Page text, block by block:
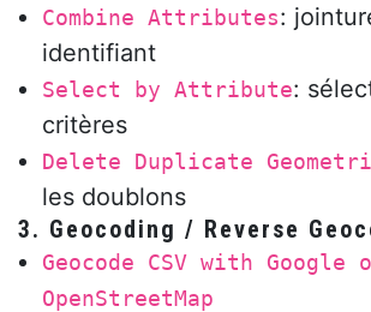
Combine Attributes:
identifiant
Select by Attribute:
critères
Delete Duplicate
les doublons
3. Geocoding / Reverse
Geocode CSV with Google
OpenStreetMap